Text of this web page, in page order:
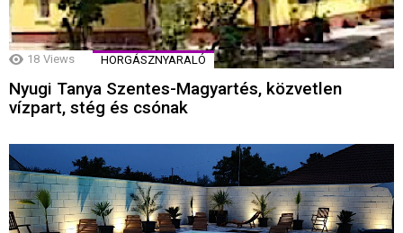
18 Views HORGÁSZNYARALÓ
Nyugi Tanya Szentes-Magyartés, közvetlen
vízpart, stég és csónak